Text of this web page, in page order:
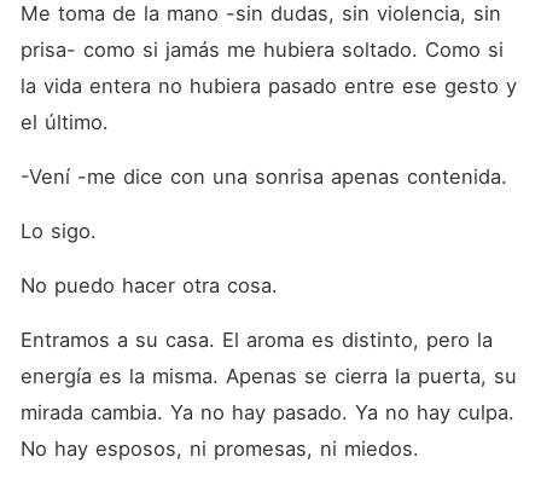
Me toma de la mano -sin dudas, sin violencia, sin
prisa- como si jamás me hubiera soltado. Como si
la vida entera no hubiera pasado entre ese gesto y
el último.
-Vení -me dice con una sonrisa apenas contenida.
Lo sigo.
No puedo hacer otra cosa.
Entramos a su casa. El aroma es distinto, pero la
energía es la misma. Apenas se cierra la puerta, su
mirada cambia. Ya no hay pasado. Ya no hay culpa.
No hay esposos, ni promesas, ni miedos.